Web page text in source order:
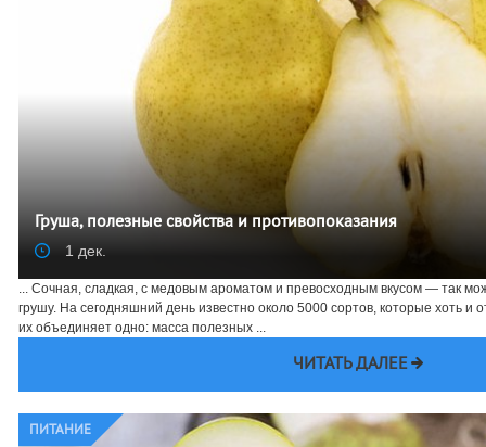
Груша, полезные свойства и противопоказания
1 дек.
... Сочная, сладкая, с медовым ароматом и превосходным вкусом — так
грушу. На сегодняшний день известно около 5000 сортов, которые хоть и
их объединяет одно: масса полезных ...
ЧИТАТЬ ДАЛЕЕ
ПИТАНИЕ